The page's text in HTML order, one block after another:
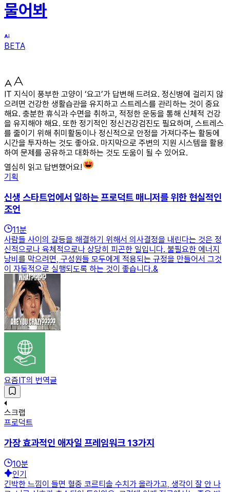
물어봐
BETA
IT 지식이 풍부한 고양이 ‘요고’가 답변해 드려요. 정신병에 걸리지 않
으려면 건강한 생활습관을 유지하고 스트레스를 관리하는 것이 중요
해요. 충분한 휴식과 수면을 취하고, 적정한 운동을 통해 신체적 건강
을 유지해야 해요. 또한 정기적인 정신건강검진도 필요하며, 스트레스
를 줄이기 위해 취미활동이나 정신적으로 안정을 가져다주는 활동에
시간을 투자하는 것도 좋아요. 마지막으로 주변의 지원 시스템을 활용
하여 문제를 공유하고 대화하는 것도 도움이 될 수 있어요.
열심히 읽고 답변했어요!
기획
신생 스타트업에서 일하는 프로덕트 매니저를 위한 현실적인
조언
11분
사람들 사이의 갈등을 해결하기 위해서 의사결정을 내린다는 것은 정
신적으로나 육체적으로나 상당히 피곤한 일입니다. 불필요한 에너지
낭비를 막으려면, 구성원들 모두에게 적용되는 규정을 만들어서 그것
이 자동적으로 실행되도록 하는 것이 좋습니다.&
요즘IT의 번역글
스크랩
프로덕트
가장 효과적인 애자일 프레임워크 13가지
10분
인기
긴박한 느낌이 들면 혈중 코르티솔 수치가 올라가고, 생각이 잘 안 나